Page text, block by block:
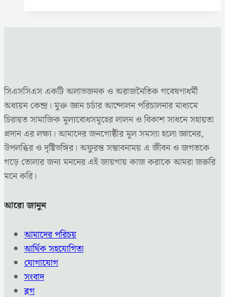
সিএসসিএস একটি অলাভজনক ও অরাজনৈতিক গবেষণাধর্মী
অধ্যয়ন কেন্দ্র। মুক্ত জ্ঞান চর্চার আন্দোলন পরিচালনার মাধ্যমে
চিরায়ত সামাজিক মূল্যবোধসমূহের লালন ও বিকাশ সাধনে সহায়তা
প্রদান এর লক্ষ্য। আমাদের জনগোষ্ঠীর মূল সমস্যা হলো জ্ঞানের,
উপলব্ধির ও দৃষ্টিভঙ্গির। অফুরন্ত সম্ভাবনাময় এ জীবন ও জগতকে
গড়ে তোলার জন্য মননের এই জায়গায় কাজ করাকে আমরা জরুরি
মনে করি।
আরো জানুন
আমাদের পরিচয়
আর্থিক সহযোগিতা
যোগাযোগ
সংবাদ
ব্লগ